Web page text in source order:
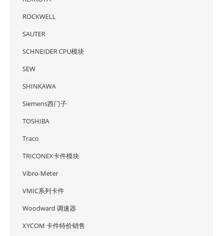
ROCKWELL
SAUTER
SCHNEIDER CPU模块
SEW
SHINKAWA
Siemens西门子
TOSHIBA
Traco
TRICONEX卡件模块
Vibro-Meter
VMIC系列卡件
Woodward 调速器
XYCOM 卡件特价销售